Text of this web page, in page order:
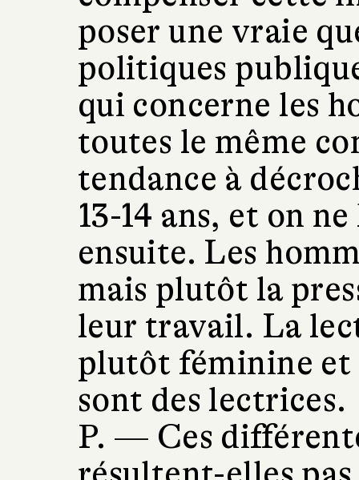
poser une vraie
politiques
qui concerne les
toutes le même
tendance à
13-14 ans, et on
ensuite. Les
mais plutôt la
leur travail. La
plutôt féminine et
sont des lectrices.
P. — Ces